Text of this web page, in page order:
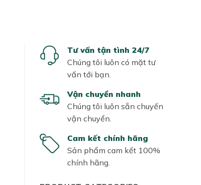
Tư vấn tận tình 24/7
Chúng tôi luôn có mặt tư
vấn tới bạn.
Vận chuyển nhanh
Chúng tôi luôn sẵn chuyến
vận chuyển.
Cam kết chính hãng
Sản phẩm cam kết 100%
chính hãng.